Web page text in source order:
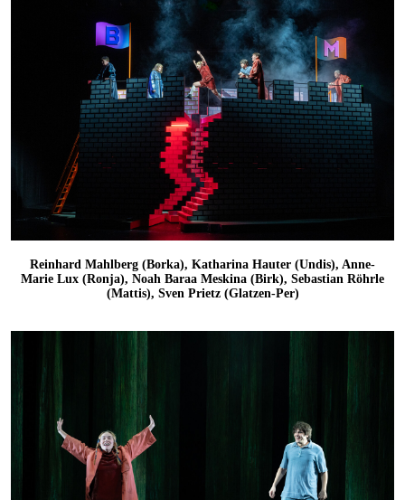
Reinhard Mahlberg (Borka), Katharina Hauter (Undis), Anne-
Marie Lux (Ronja), Noah Baraa Meskina (Birk), Sebastian Röhrle
(Mattis), Sven Prietz (Glatzen-Per)